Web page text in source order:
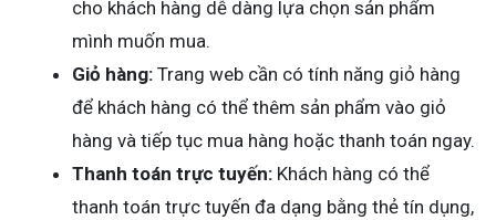
cho khách hàng dễ dàng lựa chọn sản phẩm
mình muốn mua.
Giỏ hàng: Trang web cần có tính năng giỏ hàng
để khách hàng có thể thêm sản phẩm vào giỏ
hàng và tiếp tục mua hàng hoặc thanh toán ngay.
Thanh toán trực tuyến: Khách hàng có thể
thanh toán trực tuyến đa dạng bằng thẻ tín dụng,